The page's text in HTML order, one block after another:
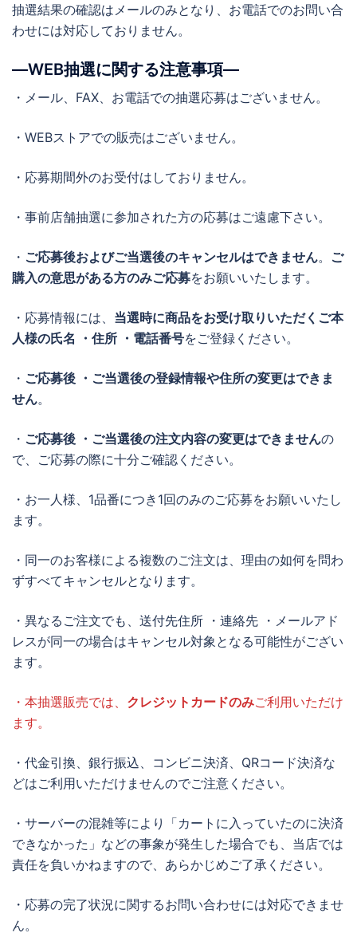
抽選結果の確認はメールのみとなり、お電話でのお問い合
わせには対応しておりません。
―WEB抽選に関する注意事項―
・メール、FAX、お電話での抽選応募はございません。
・WEBストアでの販売はございません。
・応募期間外のお受付はしておりません。
・事前店舗抽選に参加された方の応募はご遠慮下さい。
・ ご応募後およびご当選後のキャンセルはできません。 ご
購入の意思がある方のみご応募をお願いいたします。
・応募情報には、 当選時に商品をお受け取りいただくご本
人様の氏名 ・住所 ・電話番号をご登録ください。
・ ご応募後 ・ご当選後の登録情報や住所の変更はできま
せん。
・ ご応募後 ・ご当選後の注文内容の変更はできませんの
で、ご応募の際に十分ご確認ください。
・お一人様、1品番につき1回のみのご応募をお願いいたし
ます。
・同一のお客様による複数のご注文は、理由の如何を問わ
ずすべてキャンセルとなります。
・異なるご注文でも、送付先住所 ・連絡先 ・メールアド
レスが同一の場合はキャンセル対象となる可能性がござい
ます。
・本抽選販売では、 クレジットカードのみご利用いただけ
ます。
・代金引換、銀行振込、コンビニ決済、QRコード決済な
どはご利用いただけませんのでご注意ください。
・サーバーの混雑等により「カートに入っていたのに決済
できなかった」などの事象が発生した場合でも、当店では
責任を負いかねますので、あらかじめご了承ください。
・応募の完了状況に関するお問い合わせには対応できませ
ん。